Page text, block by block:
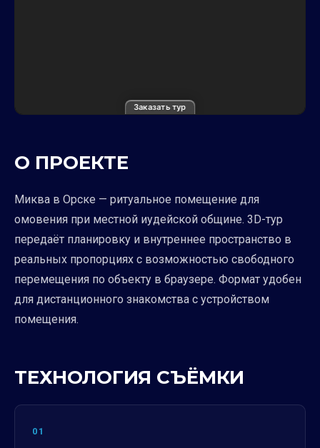
Заказать тур
О ПРОЕКТЕ
Миква в Орске — ритуальное помещение для
омовения при местной иудейской общине. 3D-тур
передаёт планировку и внутреннее пространство в
реальных пропорциях с возможностью свободного
перемещения по объекту в браузере. Формат удобен
для дистанционного знакомства с устройством
помещения.
ТЕХНОЛОГИЯ СЪЁМКИ
01